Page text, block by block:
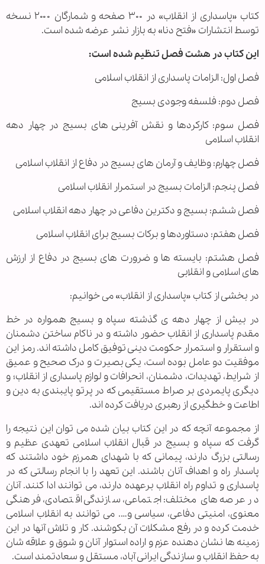
کتاب «پاسداری از انقلاب» در ۳۰۰ صفحه و شمارگان ۲۰۰۰ نسخه
توسط انتشارات «فتح دنا» به بازار نشر عرضه شده است.
این کتاب در هشت فصل تنظیم شده است:
فصل اول: الزامات پاسداری از انقلاب اسلامی
فصل دوم: فلسفه وجودی بسیج
فصل سوم: کارکردها و نقش آفرینی های بسیج در چهار دهه
انقلاب اسلامی
فصل چهارم: وظایف و آرمان های بسیج در دفاع از انقلاب اسلامی
فصل پنجم: الزامات بسیج در استمرار انقلاب اسلامی
فصل ششم: بسیج و دکترین دفاعی در چهار دهه انقلاب اسلامی
فصل هفتم: دستاوردها و برکات بسیج برای انقلاب اسلامی
فصل هشتم: بایسته ها و ضرورت های بسیج در دفاع از ارزش
های اسلامی و انقلابی
در بخشی از کتاب «پاسداری از انقلاب» می خوانیم:
در بیش از چهار دهه ی گذشته سپاه و بسیج همواره در خط
مقدم پاسداری از انقلاب حضور داشته و در ناکام ساختن دشمنان
و استقرار و استمرار حکومت دینی توفیق کامل داشته اند. رمز این
موفقیت دو عامل بوده است، یکی بصیرت و درک صحیح و عمیق
از شرایط، تهدیدات، دشمنان، انحرافات و لوازم پاسداری از انقلاب؛ و
دیگری پایمردی بر صراط مستقیمی که در پرتو پایبندی به دین و
اطاعت و خطگیری از رهبری دریافت کرده اند.
از مجموعه آنچه که در این کتاب بیان شده می توان این نتیجه را
گرفت که سپاه و بسیج در قبال انقلاب اسلامی تعهدی عظیم و
رسالتی بزرگ دارند، پیمانی که با شهدای همرزم خود داشتند که
پاسدار راه و اهداف آنان باشند. این تعهد را با انجام رسالتی که در
پاسداری و تداوم راه انقلاب برعهده دارند، می توانند ادا کنند. آنان
در عرصه های مختلف: اجتماعی، سازندگی اقتصادی، فرهنگی
معنوی، امنیتی دفاعی، سیاسی و…. می توانند به انقلاب اسلامی
خدمت کرده و در رفع مشکلات آن بکوشند. کار و تلاش آنها در این
زمینه ها نشان دهنده عزم و اراده استوار آنان و شوق و علاقه شان
به حفظ انقلاب و سازندگی ایرانی آباد، مستقل و سعادتمند است.